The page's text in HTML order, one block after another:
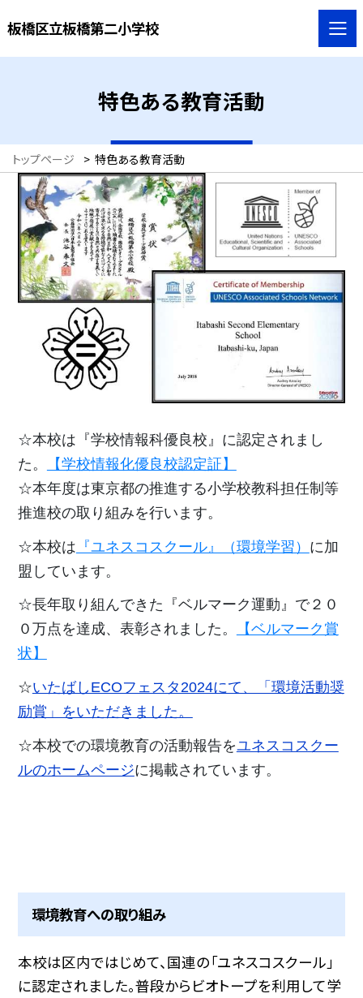
板橋区立板橋第二小学校
特色ある教育活動
トップページ > 特色ある教育活動
☆本校は『学校情報科優良校』に認定されまし
た。
【学校情報化優良校認定証】
☆本年度は東京都の推進する小学校教科担任制等
推進校の取り組みを行います。
☆本校は 『ユネスコスクール』（環境学習） に加
盟しています。
☆長年取り組んできた『ベルマーク運動』で２０
０万点を達成、表彰されました。
【ベルマーク賞
状】
☆いたばしECOフェスタ2024にて、「環境活動奨
励賞」をいただきました。
☆本校での環境教育の活動報告をユネスコスクー
ルのホームページに掲載されています。
環境教育への取り組み
本校は区内ではじめて、国連の「ユネスコスクール」
に認定されました。普段からビオトープを利用して学